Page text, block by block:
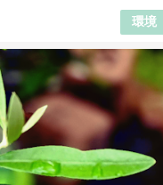
環境